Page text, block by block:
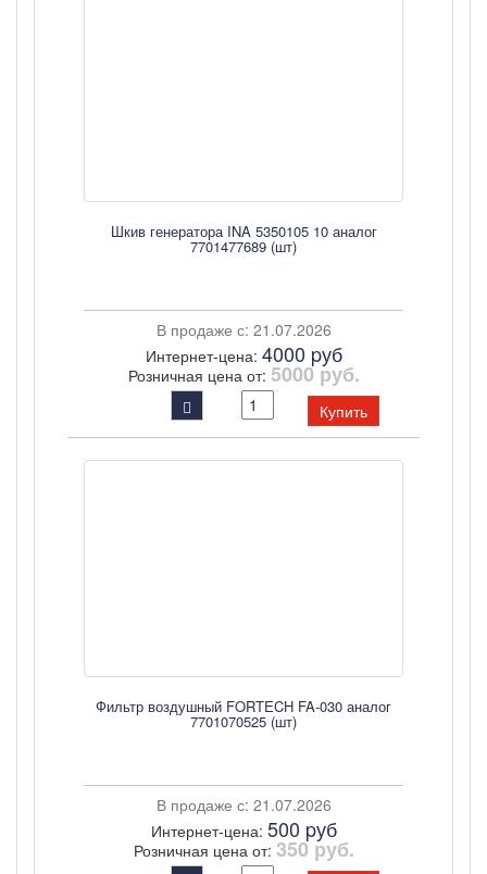
Шкив генератора INA 5350105 10 аналог
7701477689 (шт)
В продаже с: 21.07.2026
Интернет-цена: 4000 pуб
Розничная цена от: 5000 руб.
Купить
Фильтр воздушный FORTECH FA-030 аналог
7701070525 (шт)
В продаже с: 21.07.2026
Интернет-цена: 500 pуб
Розничная цена от: 350 руб.